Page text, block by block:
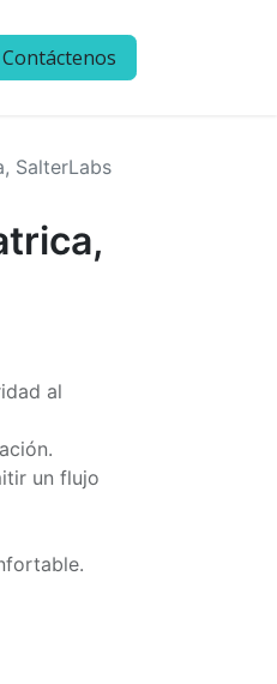
Contáctenos
SalterLabs
al
un flujo